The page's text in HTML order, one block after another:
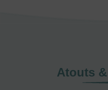
Atouts